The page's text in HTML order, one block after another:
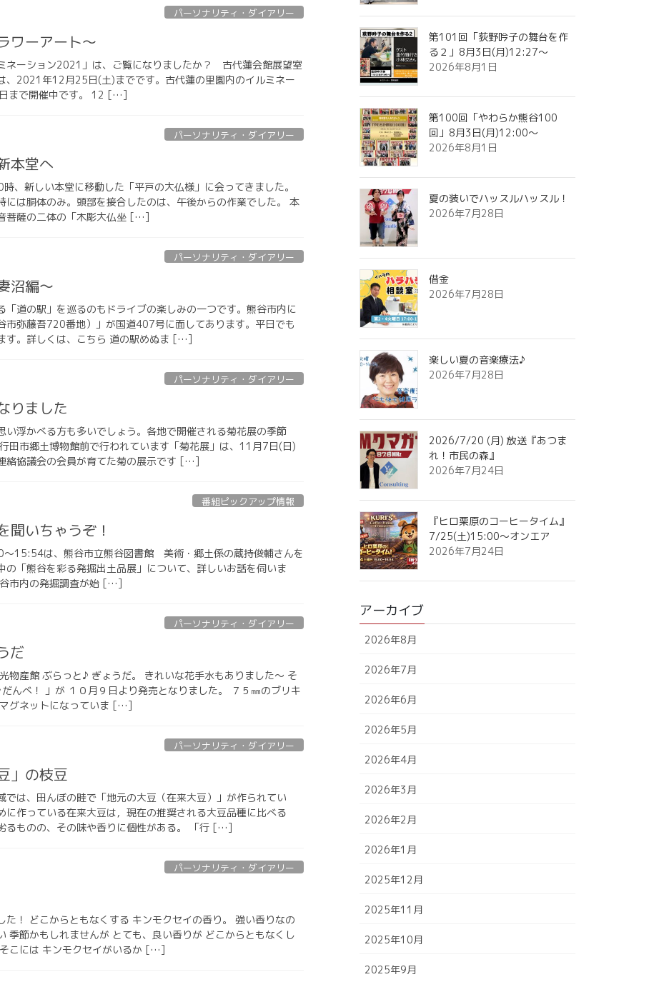
パーソナリティ・ダイアリー
ワーアート〜
ネーション2021」は、ご覧になりましたか？ 古代蓮会館展望室
、2021年12月25日(土)までです。古代蓮の里園内のイルミネー
まで開催中です。 12 […]
パーソナリティ・ダイアリー
本堂へ
新しい本堂に移動した「平戸の大仏様」に会ってきました。
には胴体のみ。頭部を接合したのは、午後からの作業でした。 本
菩薩の二体の「木彫大仏坐 […]
パーソナリティ・ダイアリー
沼編〜
「道の駅」を巡るのもドライブの楽しみの一つです。熊谷市内に
市弥藤吾720番地）」が国道407号に面してあります。平日でも
す。詳しくは、こちら 道の駅めぬま […]
パーソナリティ・ダイアリー
りました
い浮かべる方も多いでしょう。各地で開催される菊花展の季節
田市郷土博物館前で行われています「菊花展」は、11月7日(日)
絡協議会の会員が育てた菊の展示です […]
番組ピックアップ情報
聞いちゃうぞ！
15:54は、熊谷市立熊谷図書館 美術・郷土係の蔵持俊輔さんを
の「熊谷を彩る発掘出土品展」について、詳しいお話を伺いま
市内の発掘調査が始 […]
パーソナリティ・ダイアリー
だ
物産館 ぶらっと♪ ぎょうだ。 きれいな花手水もありました〜 そ
んべ！ 」が １０月９日より発売となりました。 ７５㎜のブリキ
グネットになっていま […]
パーソナリティ・ダイアリー
」の枝豆
では、田んぼの畦で「地元の大豆（在来大豆）」が作られてい
に作っている在来大豆は，現在の推奨される大豆品種に比べる
るものの、その味や香りに個性がある。 「行 […]
パーソナリティ・ダイアリー
た！ どこからともなくする キンモクセイの香り。 強い香りなの
季節かもしれませんが とても、良い香りが どこからともなくし
こには キンモクセイがいるか […]
第101回「荻野吟子の舞台を作
る２」8月3日(月)12:27～
2026年8月1日
第100回「やわらか熊谷100
回」8月3日(月)12:00～
2026年8月1日
夏の装いでハッスルハッスル！
2026年7月28日
借金
2026年7月28日
楽しい夏の音楽療法♪
2026年7月28日
2026/7/20 (月) 放送『あつま
れ！市民の森』
2026年7月24日
『ヒロ栗原のコーヒータイム』
7/25(土)15:00～オンエア
2026年7月24日
アーカイブ
2026年8月
2026年7月
2026年6月
2026年5月
2026年4月
2026年3月
2026年2月
2026年1月
2025年12月
2025年11月
2025年10月
2025年9月